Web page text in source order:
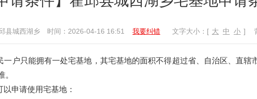
县城西湖乡 时间：2026-04-16 16:51 我要纠错 文字大小：[ 大 中 小 ]
一户只能拥有一处宅基地，其宅基地的面积不得超过省、自治区、直辖
。
申请使用宅基地：